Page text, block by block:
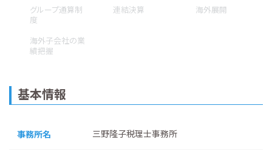
グループ通算制
度
連結決算 海外展開
海外子会社の業
績把握
基本情報
事務所名 三野隆子税理士事務所